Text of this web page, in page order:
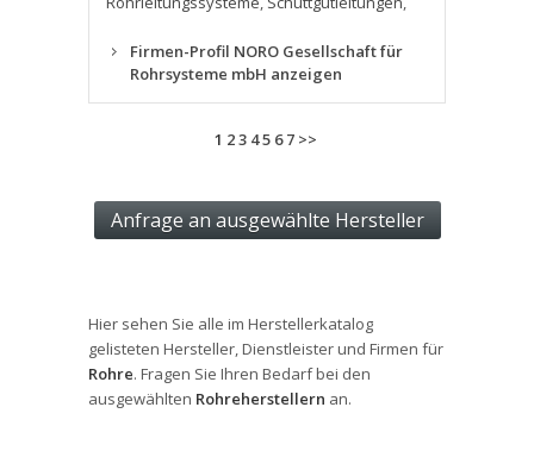
Firmen-Profil NORO Gesellschaft für
Rohrsysteme mbH anzeigen
1 23 45 6 7 >>
Hier sehen Sie alle im Herstellerkatalog
gelisteten Hersteller, Dienstleister und Firmen für
Rohre. Fragen Sie Ihren Bedarf bei den
ausgewählten Rohreherstellern an.